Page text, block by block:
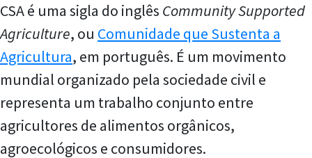
CSA é uma sigla do inglês Community Supported
Agriculture, ou Comunidade que Sustenta a
Agricultura, em português. É um movimento
mundial organizado pela sociedade civil e
representa um trabalho conjunto entre
agricultores de alimentos orgânicos,
agroecológicos e consumidores.